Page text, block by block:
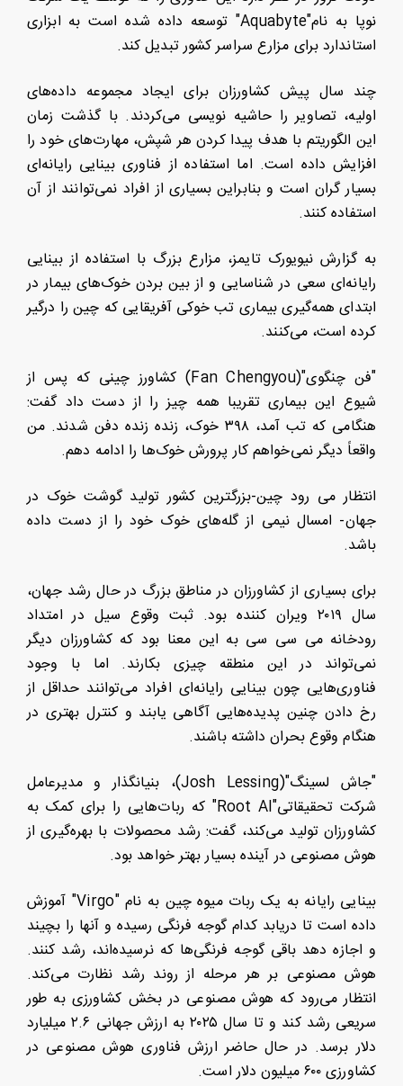
نوپا به نام"Aquabyte" توسعه داده شده است به ابزاری
استاندارد برای مزارع سراسر کشور تبدیل کند.
چند سال پیش کشاورزان برای ایجاد مجموعه داده‌های
اولیه، تصاویر را حاشیه نویسی می‌کردند. با گذشت زمان
این الگوریتم با هدف پیدا کردن هر شپش، مهارت‌های خود را
افزایش داده است. اما استفاده از فناوری بینایی رایانه‌ای
بسیار گران است و بنابراین بسیاری از افراد نمی‌توانند از آن
استفاده کنند.
به گزارش نیویورک تایمز، مزارع بزرگ با استفاده از بینایی
رایانه‌ای سعی در شناسایی و از بین بردن خوک‌های بیمار در
ابتدای همه‌گیری بیماری تب خوکی آفریقایی که چین را درگیر
کرده است، می‌کنند.
"فن چنگوی"(Fan Chengyou) کشاورز چینی که پس از
شیوع این بیماری تقریبا همه چیز را از دست داد گفت:
هنگامی که تب آمد، ۳۹۸ خوک، زنده زنده دفن شدند. من
واقعاً دیگر نمی‌خواهم کار پرورش خوک‌ها را ادامه دهم.
انتظار می رود چین-بزرگترین کشور تولید گوشت خوک در
جهان- امسال نیمی از گله‌های خوک خود را از دست داده
باشد.
برای بسیاری از کشاورزان در مناطق بزرگ در حال رشد جهان،
سال ۲۰۱۹ ویران کننده بود. ثبت وقوع سیل در امتداد
رودخانه می سی سی به این معنا بود که کشاورزان دیگر
نمی‌تواند در این منطقه چیزی بکارند. اما با وجود
فناوری‌هایی چون بینایی رایانه‌ای افراد می‌توانند حداقل از
رخ دادن چنین پدیده‌هایی آگاهی یابند و کنترل بهتری در
هنگام وقوع بحران داشته باشند.
"جاش لسینگ"(Josh Lessing)، بنیانگذار و مدیرعامل
شرکت تحقیقاتی"Root AI" که ربات‌هایی را برای کمک به
کشاورزان تولید می‌کند، گفت: رشد محصولات با بهره‌گیری از
هوش مصنوعی در آینده بسیار بهتر خواهد بود.
بینایی رایانه به یک ربات میوه‌ چین به نام "Virgo" آموزش
داده است تا دریابد کدام گوجه فرنگی رسیده و آنها را بچیند
و اجازه دهد باقی گوجه فرنگی‌ها که نرسیده‌اند، رشد کنند.
هوش مصنوعی بر هر مرحله از روند رشد نظارت می‌کند.
انتظار می‌رود که هوش مصنوعی در بخش کشاورزی به‌ طور
سریعی رشد کند و تا سال ۲۰۲۵ به ارزش جهانی ۲.۶ میلیارد
دلار برسد. در حال حاضر ارزش فناوری هوش مصنوعی در
کشاورزی ۶۰۰ میلیون دلار است.